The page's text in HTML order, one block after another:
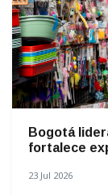
Bogotá
fortalece
23 Jul 2026